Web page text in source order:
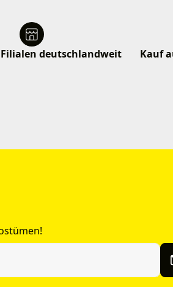
Filialen deutschlandweit Kauf